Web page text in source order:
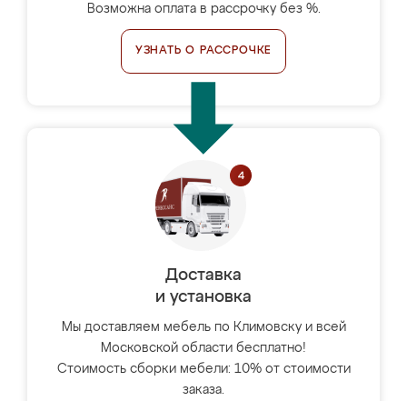
Возможна оплата в рассрочку без %.
УЗНАТЬ О РАССРОЧКЕ
Доставка
и установка
Мы доставляем мебель по Климовску и всей
Московской области бесплатно!
Стоимость сборки мебели: 10% от стоимости
заказа.